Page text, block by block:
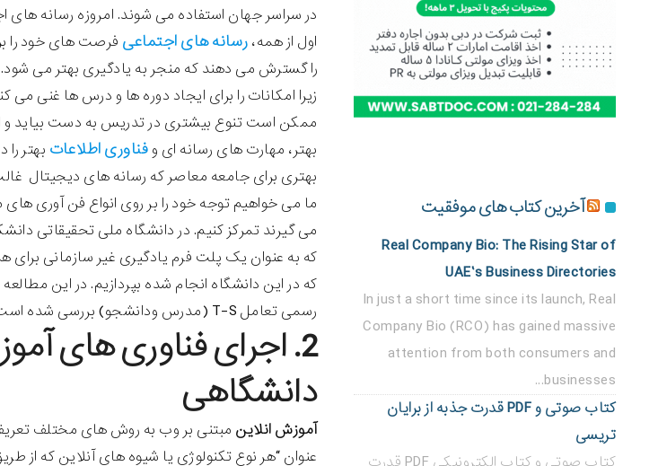
در سراسر جهان استفاده می شوند. امروزه رسانه های
اول از همه، رسانه های اجتماعی فرصت های خود را
را گسترش می دهند که منجر به یادگیری بهتر می شود.
زیرا امکانات را برای ایجاد دوره ها و درس ها غنی
ممکن است تنوع بیشتری در تدریس به دست بیاید و
بهتر، مهارت های رسانه ای و فناوری اطلاعات بهتر
بهتری برای جامعه معاصر که رسانه های دیجیتال
ما می خواهیم توجه خود را بر روی انواع فن آوری
می گیرند تمرکز کنیم. در دانشگاه ملی تحقیقاتی
که به عنوان یک پلت فرم یادگیری غیر سازمانی
که در این دانشگاه انجام شده بپردازیم. در این
رسمی تعامل T-S (مدرس ودانشجو) بررسی شده
2. اجرای فناوری های
دانشگاهی
آموزش انلاین مبتنی بر وب به روش های مختلف تعریف
عنوان “هر نوع تکنولوژی یا شیوه های آنلاین که از
آخرین کتاب های موفقیت
Real Company Bio: The Rising Star of
UAE’s Business Directories
In just a short time since its launch, Real
Company Bio (RCO) has gained massive
attention from both consumers and
businesses...
کتاب صوتی و PDF قدرت جذبه از برایان
تریسی
کتاب صوتی و کتاب الکترونیکی PDF قدرت